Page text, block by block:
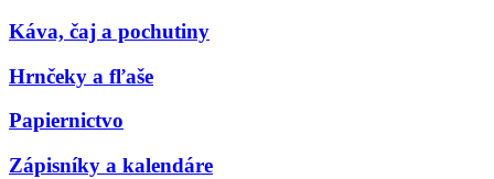
Káva, čaj a pochutiny
Hrnčeky a fľaše
Papiernictvo
Zápisníky a kalendáre